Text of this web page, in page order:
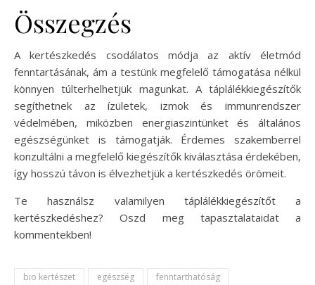
Összegzés
A kertészkedés csodálatos módja az aktív életmód
fenntartásának, ám a testünk megfelelő támogatása nélkül
könnyen túlterhelhetjük magunkat. A táplálékkiegészítők
segíthetnek az ízületek, izmok és immunrendszer
védelmében, miközben energiaszintünket és általános
egészségünket is támogatják. Érdemes szakemberrel
konzultálni a megfelelő kiegészítők kiválasztása érdekében,
így hosszú távon is élvezhetjük a kertészkedés örömeit.
Te használsz valamilyen táplálékkiegészítőt a
kertészkedéshez? Oszd meg tapasztalataidat a
kommentekben!
bio kertészet egészség fenntarthatóság